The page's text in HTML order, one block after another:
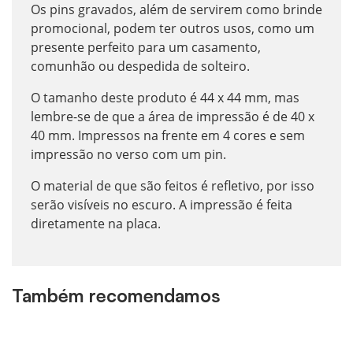
Os pins gravados, além de servirem como brinde
promocional, podem ter outros usos, como um
presente perfeito para um casamento,
comunhão ou despedida de solteiro.
O tamanho deste produto é 44 x 44 mm, mas
lembre-se de que a área de impressão é de 40 x
40 mm. Impressos na frente em 4 cores e sem
impressão no verso com um pin.
O material de que são feitos é refletivo, por isso
serão visíveis no escuro. A impressão é feita
diretamente na placa.
Também recomendamos